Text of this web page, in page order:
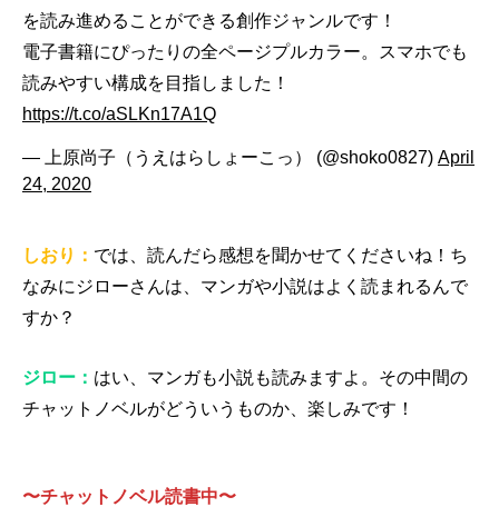
を読み進めることができる創作ジャンルです！
電子書籍にぴったりの全ページプルカラー。スマホでも
読みやすい構成を目指しました！
https://t.co/aSLKn17A1Q
— 上原尚子（うえはらしょーこっ） (@shoko0827) April
24, 2020
しおり： では、読んだら感想を聞かせてくださいね！ち
なみにジローさんは、マンガや小説はよく読まれるんで
すか？
ジロー： はい、マンガも小説も読みますよ。その中間の
チャットノベルがどういうものか、楽しみです！
〜チャットノベル読書中〜